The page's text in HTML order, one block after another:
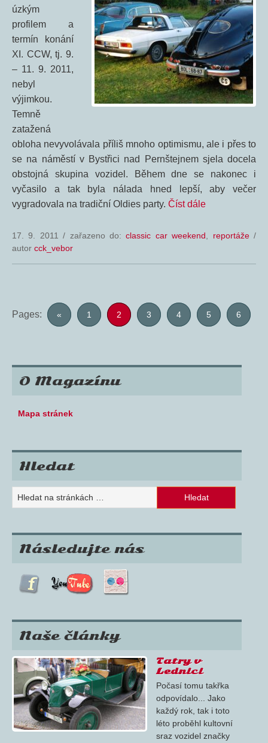
úzkým
profilem a
termín konání
XI. CCW, tj. 9.
– 11. 9. 2011,
nebyl
výjimkou.
Temně
zatažená
obloha nevyvolávala příliš mnoho optimismu, ale i přes to
se na náměstí v Bystřici nad Pernštejnem sjela docela
obstojná skupina vozidel. Během dne se nakonec i
vyčasilo a tak byla nálada hned lepší, aby večer
vygradovala na tradiční Oldies party. Číst dále
17. 9. 2011 / zařazeno do:classic car weekend reportáže/
autor cck_vebor
Pages: « 1 2 3 4 5 6
O Magazínu
Mapa stránek
Hledat
Následujte nás
Naše články
Tatry v
Lednici
Počasí tomu takřka
odpovídalo... Jako
každý rok, tak i toto
léto proběhl kultovní
sraz vozidel značky